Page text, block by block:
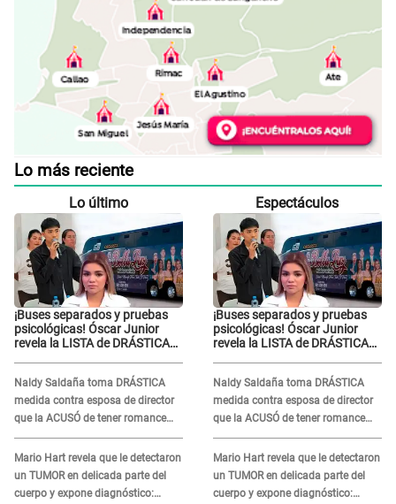
Lo más reciente
Lo último
¡Buses separados y pruebas
psicológicas! Óscar Junior
revela la LISTA de DRÁSTICAS
Naldy Saldaña
Naldy Saldaña toma DRÁSTICA
medida contra esposa de director
que la ACUSÓ de tener romance
con él: "Muy triste..."
Mario Hart revela que le detectaron
un TUMOR en delicada parte del
cuerpo y expone diagnóstico:
Espectáculos
¡Buses separados y pruebas
psicológicas! Óscar Junior
revela la LISTA de DRÁSTICAS
Naldy Saldaña
Naldy Saldaña toma DRÁSTICA
medida contra esposa de director
que la ACUSÓ de tener romance
con él: "Muy triste..."
Mario Hart revela que le detectaron
un TUMOR en delicada parte del
cuerpo y expone diagnóstico: